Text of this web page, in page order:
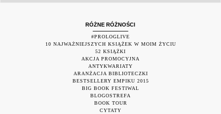
RÓŻNE RÓŻNOŚCI
#PROLOGLIVE
10 NAJWAŻNIEJSZYCH KSIĄŻEK W MOIM ŻYCIU
52 KSIĄŻKI
AKCJA PROMOCYJNA
ANTYKWARIATY
ARANŻACJA BIBLIOTECZKI
BESTSELLERY EMPIKU 2015
BIG BOOK FESTIWAL
BLOGOSTREFA
BOOK TOUR
CYTATY